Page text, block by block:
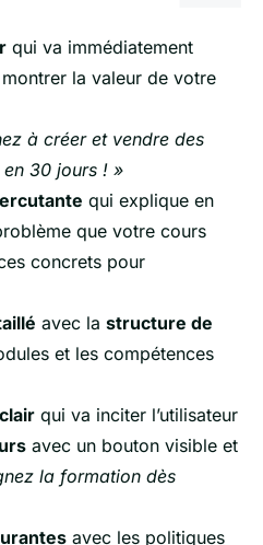
qui va immédiatement
la valeur de votre
à créer et vendre des
30 jours ! »
qui explique en
que votre cours
concrets pour
avec la structure de
et les compétences
qui va inciter l’utilisateur
avec un bouton visible et
la formation dès
avec les politiques